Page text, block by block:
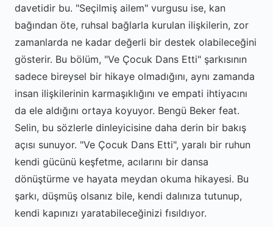
davetidir bu. "Seçilmiş ailem" vurgusu ise, kan
bağından öte, ruhsal bağlarla kurulan ilişkilerin, zor
zamanlarda ne kadar değerli bir destek olabileceğini
gösterir. Bu bölüm, "Ve Çocuk Dans Etti" şarkısının
sadece bireysel bir hikaye olmadığını, aynı zamanda
insan ilişkilerinin karmaşıklığını ve empati ihtiyacını
da ele aldığını ortaya koyuyor. Bengü Beker feat.
Selin, bu sözlerle dinleyicisine daha derin bir bakış
açısı sunuyor. "Ve Çocuk Dans Etti", yaralı bir ruhun
kendi gücünü keşfetme, acılarını bir dansa
dönüştürme ve hayata meydan okuma hikayesi. Bu
şarkı, düşmüş olsanız bile, kendi dalınıza tutunup,
kendi kapınızı yaratabileceğinizi fısıldıyor.